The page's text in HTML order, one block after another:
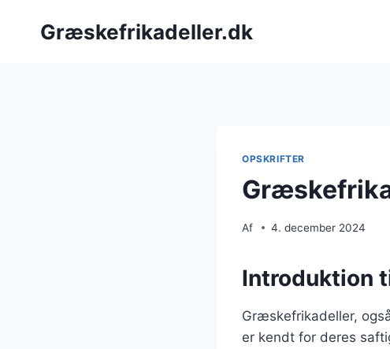
Græskefrikadeller.dk
OPSKRIFTER
Af 4. december 2024
Introduktion
Græskefrikadeller,
er kendt for deres